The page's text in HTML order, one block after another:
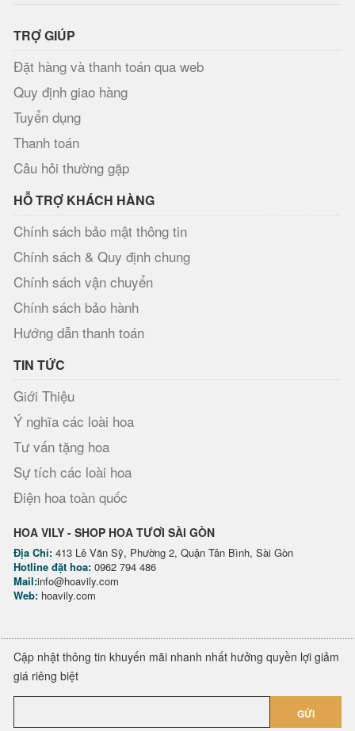
TRỢ GIÚP
Đặt hàng và thanh toán qua web
Quy định giao hàng
Tuyển dụng
Thanh toán
Câu hỏi thường gặp
HỖ TRỢ KHÁCH HÀNG
Chính sách bảo mật thông tin
Chính sách & Quy định chung
Chính sách vận chuyển
Chính sách bảo hành
Hướng dẫn thanh toán
TIN TỨC
Giới Thiệu
Ý nghĩa các loài hoa
Tư vấn tặng hoa
Sự tích các loài hoa
Điện hoa toàn quốc
HOA VILY - SHOP HOA TƯƠI SÀI GÒN
Địa Chỉ: 413 Lê Văn Sỹ, Phường 2, Quận Tân Bình, Sài Gòn
Hotline đặt hoa: 0962 794 486
Mail:info@hoavily.com
Web: hoavily.com
Cập nhật thông tin khuyến mãi nhanh nhất hưởng quyền lợi giảm
giá riêng biệt
GỬI